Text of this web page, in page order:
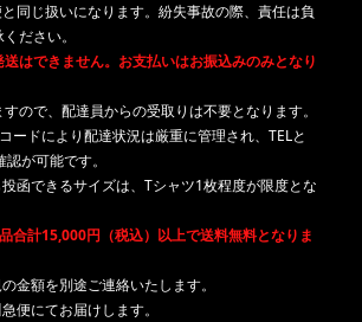
同じ扱いになります。紛失事故の際、責任は負
ださい。
はできません。お支払いはお振込みのみとなり
ので、配達員からの受取りは不要となります。
ードにより配達状況は厳重に管理され、TELと
が可能です。
函できるサイズは、Tシャツ1枚程度が限度とな
合計15,000円（税込）以上で送料無料となりま
金額を別途ご連絡いたします。
便にてお届けします。